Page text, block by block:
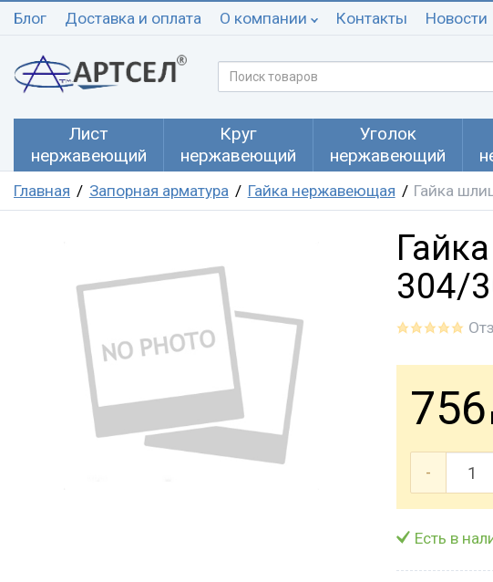
Блог Доставка и оплата О компании Контакты Новости
Лист
нержавеющий
Круг
нержавеющий
Уголок
нержавеющий
Главная Запорная арматура Гайка нержавеющая Гайка
304/
756
-
Есть в